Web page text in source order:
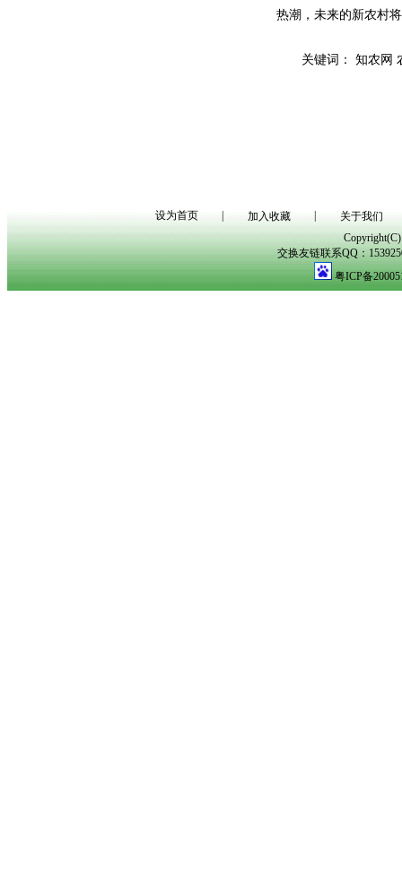
热潮，未来的新农村
关键词： 知农网
设为首页 加入收藏
关于我们
交换友链联系QQ：
粤ICP备